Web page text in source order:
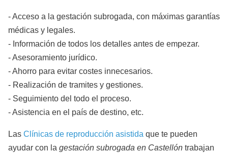
- Acceso a la gestación subrogada, con máximas garantías
médicas y legales.
- Información de todos los detalles antes de empezar.
- Asesoramiento jurídico.
- Ahorro para evitar costes innecesarios.
- Realización de tramites y gestiones.
- Seguimiento del todo el proceso.
- Asistencia en el país de destino, etc.
Las Clínicas de reproducción asistida que te pueden
ayudar con la gestación subrogada en Castellón trabajan